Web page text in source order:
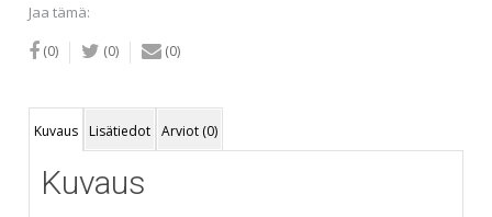
Jaa tämä:
(0) (0) (0)
Kuvaus Lisätiedot Arviot (0)
Kuvaus